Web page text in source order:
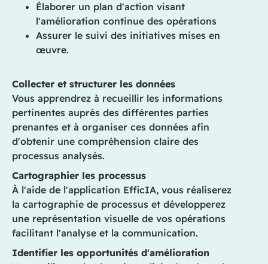
Élaborer un plan d'action visant
l'amélioration continue des opérations
Assurer le suivi des initiatives mises en
œuvre.
Collecter et structurer les données
Vous apprendrez à recueillir les informations
pertinentes auprès des différentes parties
prenantes et à organiser ces données afin
d'obtenir une compréhension claire des
processus analysés.
Cartographier les processus
À l'aide de l'application EfficIA, vous réaliserez
la cartographie de processus et développerez
une représentation visuelle de vos opérations
facilitant l'analyse et la communication.
Identifier les opportunités d'amélioration